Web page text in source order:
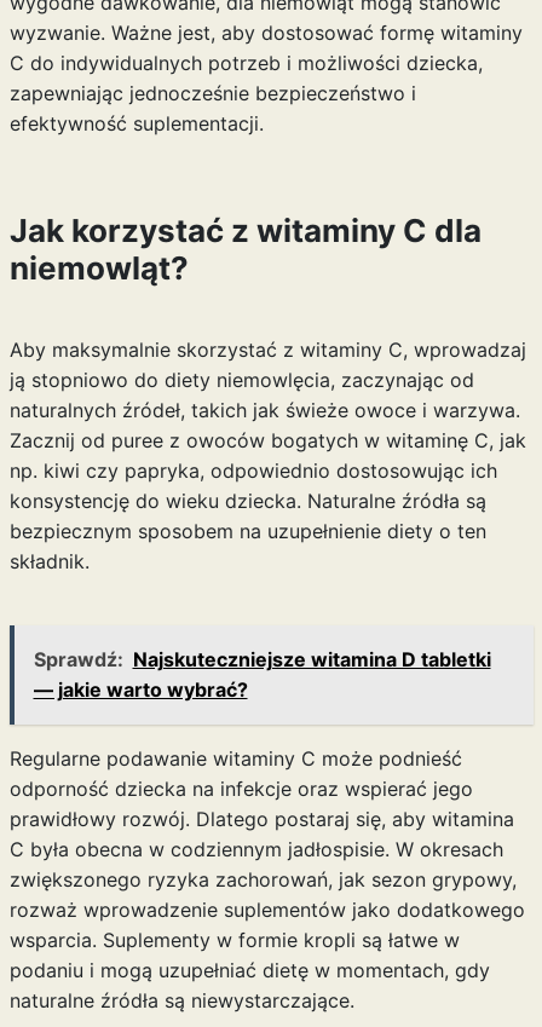
wyzwanie. Ważne jest, aby dostosować formę witaminy
C do indywidualnych potrzeb i możliwości dziecka,
zapewniając jednocześnie bezpieczeństwo i
efektywność suplementacji.
Jak korzystać z witaminy C dla
niemowląt?
Aby maksymalnie skorzystać z witaminy C, wprowadzaj
ją stopniowo do diety niemowlęcia, zaczynając od
naturalnych źródeł, takich jak świeże owoce i warzywa.
Zacznij od puree z owoców bogatych w witaminę C, jak
np. kiwi czy papryka, odpowiednio dostosowując ich
konsystencję do wieku dziecka. Naturalne źródła są
bezpiecznym sposobem na uzupełnienie diety o ten
składnik.
Sprawdź: Najskuteczniejsze witamina D tabletki
— jakie warto wybrać?
Regularne podawanie witaminy C może podnieść
odporność dziecka na infekcje oraz wspierać jego
prawidłowy rozwój. Dlatego postaraj się, aby witamina
C była obecna w codziennym jadłospisie. W okresach
zwiększonego ryzyka zachorowań, jak sezon grypowy,
rozważ wprowadzenie suplementów jako dodatkowego
wsparcia. Suplementy w formie kropli są łatwe w
podaniu i mogą uzupełniać dietę w momentach, gdy
naturalne źródła są niewystarczające.